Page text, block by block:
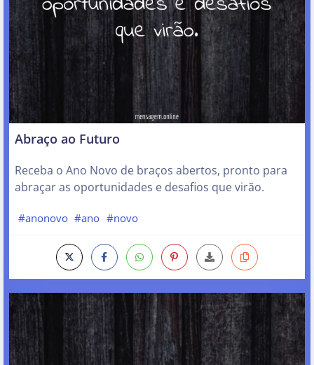
Abraço ao Futuro
Receba o Ano Novo de braços abertos, pronto para
abraçar as oportunidades e desafios que virão.
#anonovo #ano #novo